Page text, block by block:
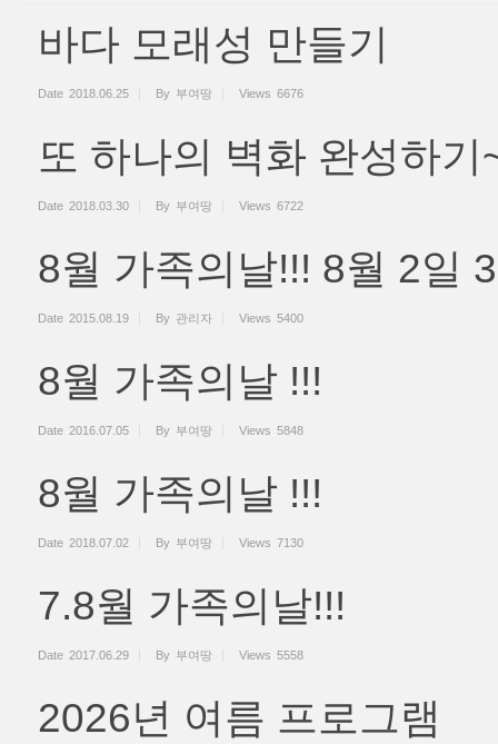
바다 모래성 만들기
Date 2018.06.25 By 부여땅 Views 6676
또 하나의 벽화 완성하기
Date 2018.03.30 By 부여땅 Views 6722
8월 가족의날!!! 8월 2일
Date 2015.08.19 By 관리자 Views 5400
8월 가족의날 !!!
Date 2016.07.05 By 부여땅 Views 5848
8월 가족의날 !!!
Date 2018.07.02 By 부여땅 Views 7130
7.8월 가족의날!!!
Date 2017.06.29 By 부여땅 Views 5558
2026년 여름 프로그램